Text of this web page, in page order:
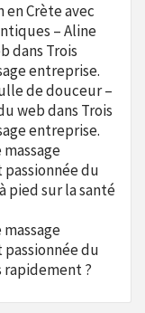
en Crète avec
– Aline
dans Trois
entreprise.
de douceur –
webdans Trois
entreprise.
du
pied sur la santé
du
rapidement ?